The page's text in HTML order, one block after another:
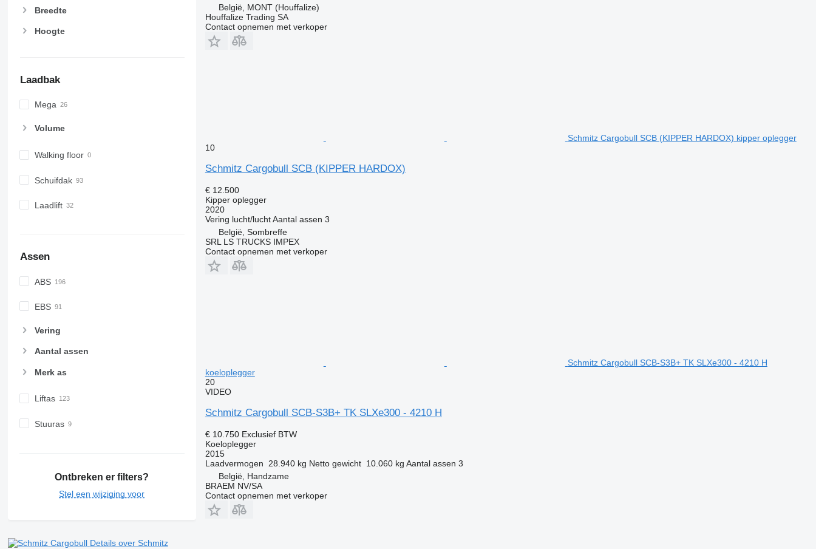
Breedte
Hoogte
Laadbak
Mega
Volume
Walking floor
Schuifdak
Laadlift
Assen
ABS
EBS
Vering
Aantal assen
Merk as
Liftas
Stuuras
Ontbreken er filters?
Stel een wijziging voor
Details over Schmitz
België, MONT (Houffalize)
Houffalize Trading SA
Contact opnemen met verkoper
Schmitz Cargobull SCB (KIPPER HARDOX) kipper oplegger
10
Schmitz Cargobull SCB (KIPPER HARDOX)
€ 12.500
Kipper oplegger
2020
Vering lucht/lucht Aantal assen 3
België, Sombreffe
SRL LS TRUCKS IMPEX
Contact opnemen met verkoper
Schmitz Cargobull SCB-S3B+ TK SLXe300 - 4210 H
koeloplegger
20
VIDEO
Schmitz Cargobull SCB-S3B+ TK SLXe300 - 4210 H
€ 10.750 Exclusief BTW
Koeloplegger
2015
Laadvermogen
28.940 kg Netto gewicht 10.060 kg Aantal assen 3
België, Handzame
BRAEM NV/SA
Contact opnemen met verkoper